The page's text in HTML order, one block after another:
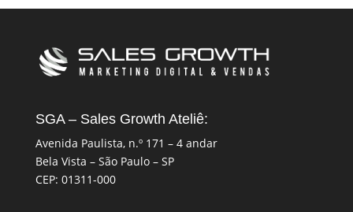
SGA – Sales Growth Ateliê:
Avenida Paulista, n.º 171 – 4 andar
Bela Vista – São Paulo – SP
CEP: 01311-000